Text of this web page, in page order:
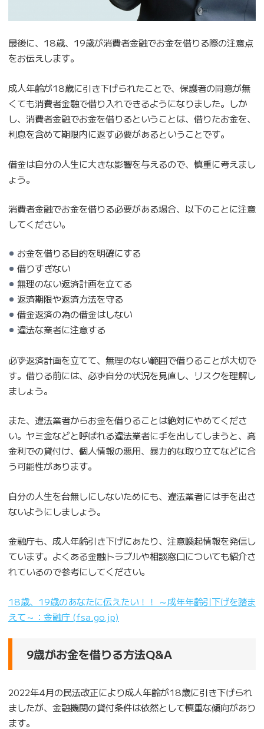
最後に、18歳、19歳が消費者金融でお金を借りる際の注意点
をお伝えします。
成人年齢が18歳に引き下げられたことで、保護者の同意が無
くても消費者金融で借り入れできるようになりました。しか
し、消費者金融でお金を借りるということは、借りたお金を、
利息を含めて期限内に返す必要があるということです。
借金は自分の人生に大きな影響を与えるので、慎重に考えまし
ょう。
消費者金融でお金を借りる必要がある場合、以下のことに注意
してください。
お金を借りる目的を明確にする
借りすぎない
無理のない返済計画を立てる
返済期限や返済方法を守る
借金返済の為の借金はしない
違法な業者に注意する
必ず返済計画を立てて、無理のない範囲で借りることが大切で
す。借りる前には、必ず自分の状況を見直し、リスクを理解し
ましょう。
また、違法業者からお金を借りることは絶対にやめてくださ
い。ヤミ金などと呼ばれる違法業者に手を出してしまうと、高
金利での貸付け、個人情報の悪用、暴力的な取り立てなどに合
う可能性があります。
自分の人生を台無しにしないためにも、違法業者には手を出さ
ないようにしましょう。
金融庁も、成人年齢引き下げにあたり、注意喚起情報を発信し
ています。よくある金融トラブルや相談窓口についても紹介さ
れているので参考にしてください。
18歳、19歳のあなたに伝えたい！！ ～成年年齢引下げを踏ま
えて～：金融庁 (fsa.go.jp)
9歳がお金を借りる方法Q&A
2022年4月の民法改正により成人年齢が18歳に引き下げられ
ましたが、金融機関の貸付条件は依然として慎重な傾向があり
ます。